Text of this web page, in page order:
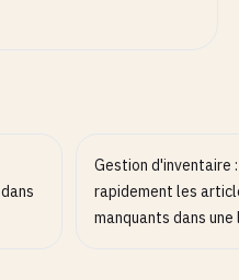
Gestion d'inventaire
rapidement les
manquants dans